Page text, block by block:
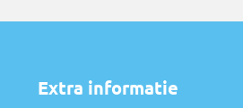
Extra informatie